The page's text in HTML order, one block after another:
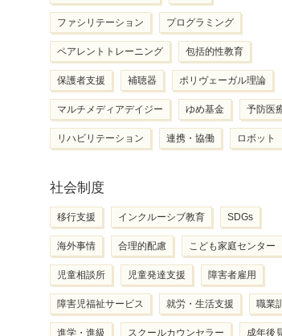
ファシリテーション プログラミング
ペアレントトレーニング 包括的性教育
保護者支援 補聴器 ポリヴェーガル理論
マルチメディアデイジー ゆめ基金 予防医
リハビリテーション 連携・協働 ロボット
社会制度
移行支援 インクルーシブ教育 SDGs
海外事情 合理的配慮 こども家庭センター
児童相談所 児童発達支援 障害者雇用
障害児福祉サービス 就労・生活支援 職業
進学・進級 スクールカウンセラー 成年後